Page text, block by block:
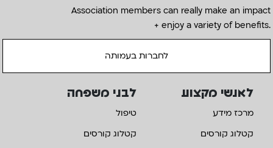
Association members can really make an impact
+ enjoy a variety of benefits.
לחברות בעמותה
לאנשי מקצוע
מרכז מידע
קטלוג קורסים
לבני משפחה
טיפול
קטלוג קורסים